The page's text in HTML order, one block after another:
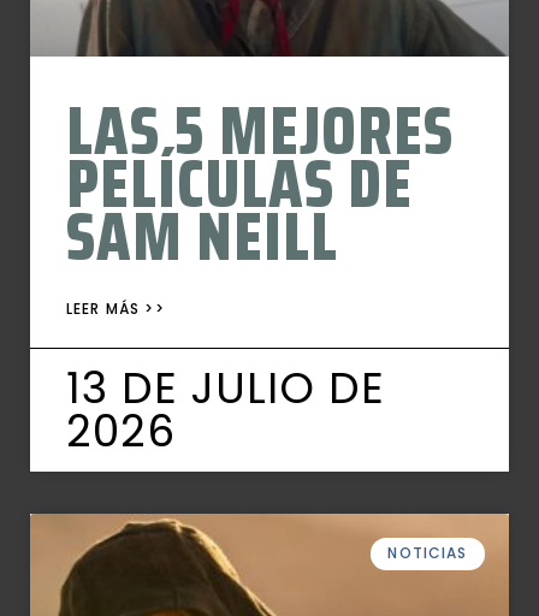
LAS 5 MEJORES
PELÍCULAS DE
SAM NEILL
LEER MÁS >>
13 DE JULIO DE
2026
NOTICIAS